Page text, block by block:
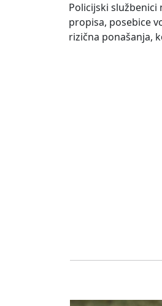
Policijski
propisa, posebice
rizična ponašanja,